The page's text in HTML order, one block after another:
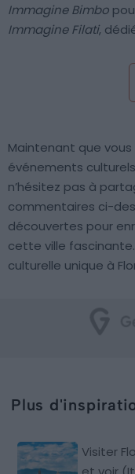
Immagine Bimbo
Immagine Filati,
Maintenant que
événements
n’hésitez pas à
commentaires ci-
découvertes pour
cette ville
culturelle unique à
Plus
Visiter